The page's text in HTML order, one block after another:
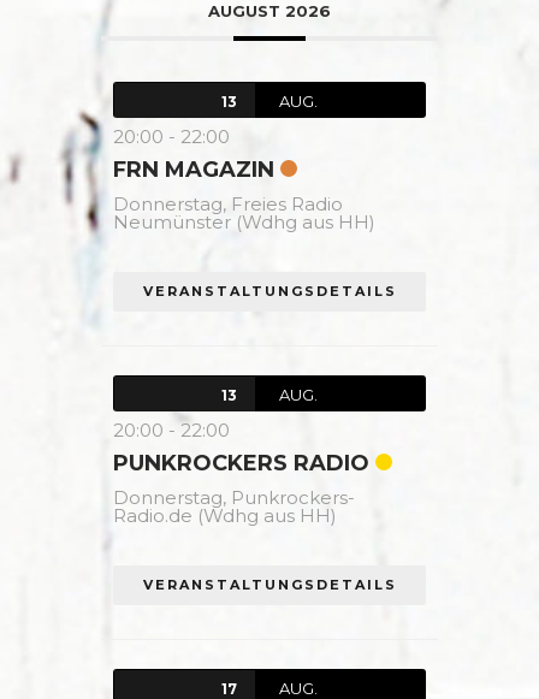
AUGUST 2026
13 AUG.
20:00 - 22:00
FRN MAGAZIN
Donnerstag, Freies Radio
Neumünster (Wdhg aus HH)
VERANSTALTUNGSDETAILS
13 AUG.
20:00 - 22:00
PUNKROCKERS RADIO
Donnerstag, Punkrockers-
Radio.de (Wdhg aus HH)
VERANSTALTUNGSDETAILS
17 AUG.